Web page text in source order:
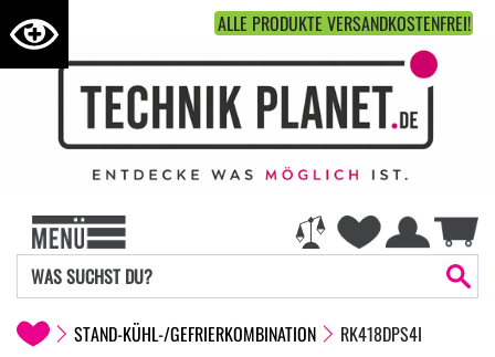
ALLE PRODUKTE VERSANDKOSTENFREI!
STAND-KÜHL-/GEFRIERKOMBINATION RK418DPS4I